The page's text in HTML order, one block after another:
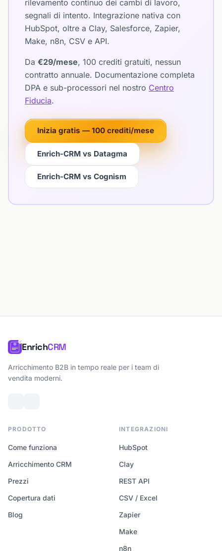
rilevamento continuo dei cambi di lavoro,
segnali di intento. Integrazione nativa con
HubSpot, oltre a Clay, Salesforce, Zapier,
Make, n8n, CSV e API.
Da €29/mese, 100 crediti gratuiti, nessun
contratto annuale. Documentazione completa
DPA e sub-processori nel nostro Centro
Fiducia.
Inizia gratis — 100 crediti/mese
Enrich-CRM vs Datagma
Enrich-CRM vs Cognism
EnrichCRM
Arricchimento B2B in tempo reale per i team di
vendita moderni.
PRODOTTO
Come funziona
Arricchimento CRM
Prezzi
Copertura dati
Blog
INTEGRAZIONI
HubSpot
Clay
REST API
CSV / Excel
Zapier
Make
n8n